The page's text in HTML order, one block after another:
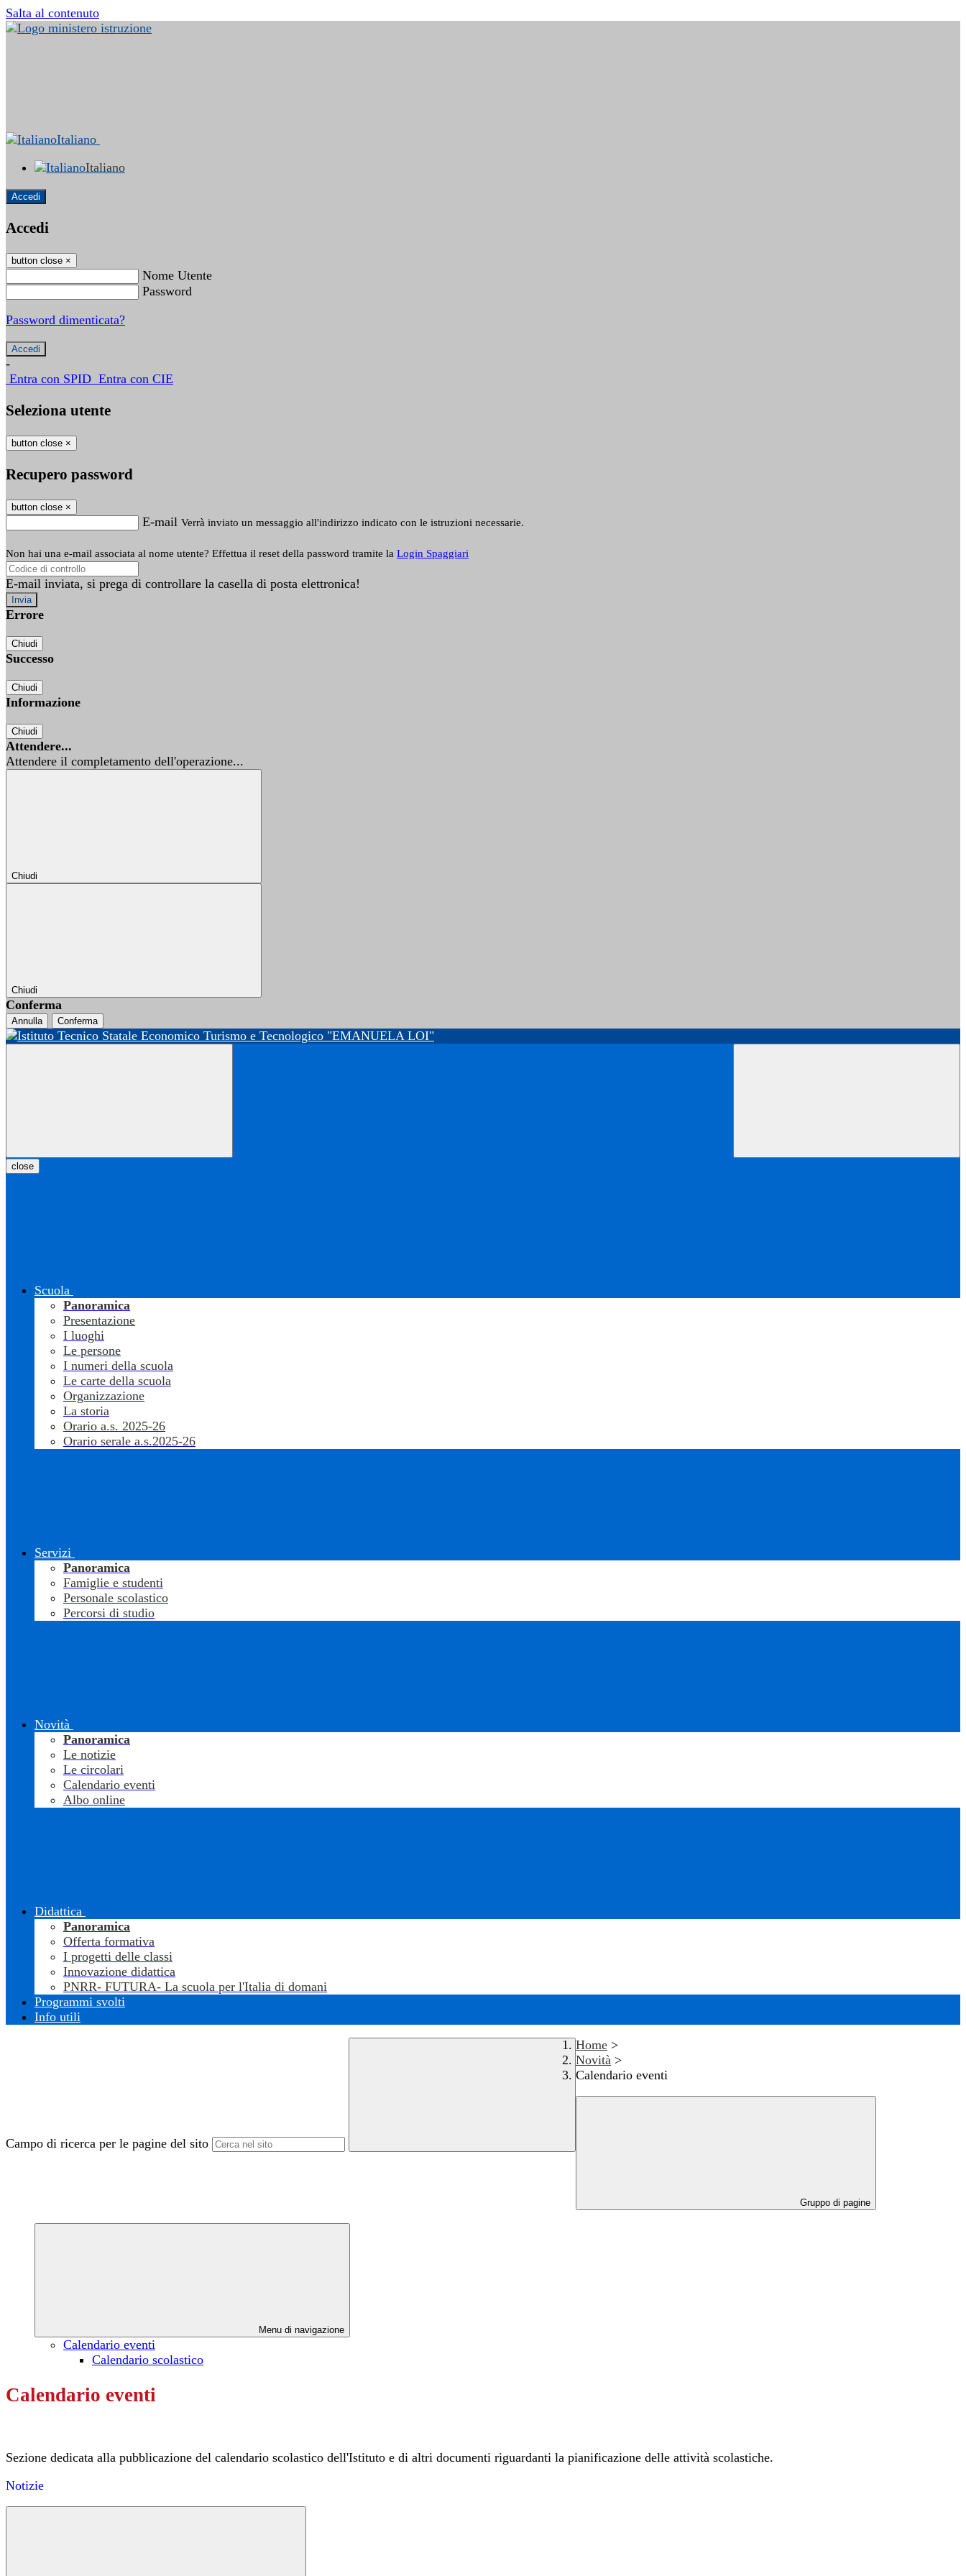
Salta al contenuto
Italiano
Italiano
Accedi
Accedi
button close ×
Nome Utente
Password
Password dimenticata?
-
Entra con SPID Entra con CIE
Seleziona utente
button close ×
Recupero password
button close ×
E-mail Verrà inviato un messaggio all'indirizzo indicato con le istruzioni necessarie.
Non hai una e-mail associata al nome utente? Effettua il reset della password tramite la Login Spaggiari
E-mail inviata, si prega di controllare la casella di posta elettronica!
Errore
Chiudi
Successo
Chiudi
Informazione
Chiudi
Attendere...
Attendere il completamento dell'operazione...
Chiudi
Chiudi
Conferma
Annulla Conferma
close
Scuola
Panoramica
Presentazione
I luoghi
Le persone
I numeri della scuola
Le carte della scuola
Organizzazione
La storia
Orario a.s. 2025-26
Orario serale a.s.2025-26
Servizi
Panoramica
Famiglie e studenti
Personale scolastico
Percorsi di studio
Novità
Panoramica
Le notizie
Le circolari
Calendario eventi
Albo online
Didattica
Panoramica
Offerta formativa
I progetti delle classi
Innovazione didattica
PNRR- FUTURA- La scuola per l'Italia di domani
Programmi svolti
Info utili
Campo di ricerca per le pagine del sito
Home >
Novità >
Calendario eventi
Gruppo di pagine
Menu di navigazione
Calendario eventi
Calendario scolastico
Calendario eventi
Sezione dedicata alla pubblicazione del calendario scolastico dell'Istituto e di altri documenti riguardanti la pianificazione delle attività scolastiche.
Notizie